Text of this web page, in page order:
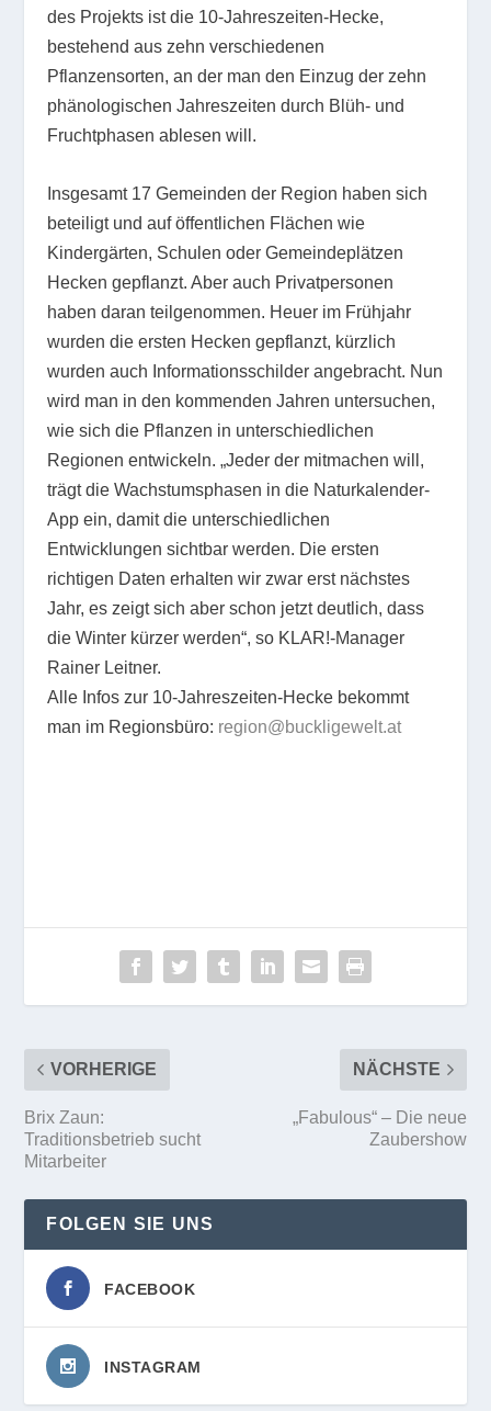
des Projekts ist die 10-Jahreszeiten-Hecke,
bestehend aus zehn verschiedenen
Pflanzensorten, an der man den Einzug der zehn
phänologischen Jahreszeiten durch Blüh- und
Fruchtphasen ablesen will.
Insgesamt 17 Gemeinden der Region haben sich
beteiligt und auf öffentlichen Flächen wie
Kindergärten, Schulen oder Gemeindeplätzen
Hecken gepflanzt. Aber auch Privatpersonen
haben daran teilgenommen. Heuer im Frühjahr
wurden die ersten Hecken gepflanzt, kürzlich
wurden auch Informationsschilder angebracht. Nun
wird man in den kommenden Jahren untersuchen,
wie sich die Pflanzen in unterschiedlichen
Regionen entwickeln. „Jeder der mitmachen will,
trägt die Wachstumsphasen in die Naturkalender-
App ein, damit die unterschiedlichen
Entwicklungen sichtbar werden. Die ersten
richtigen Daten erhalten wir zwar erst nächstes
Jahr, es zeigt sich aber schon jetzt deutlich, dass
die Winter kürzer werden“, so KLAR!-Manager
Rainer Leitner.
Alle Infos zur 10-Jahreszeiten-Hecke bekommt
man im Regionsbüro: region@buckligewelt.at
VORHERIGE
Brix Zaun:
Traditionsbetrieb sucht
Mitarbeiter
NÄCHSTE
„Fabulous“ – Die neue
Zaubershow
FOLGEN SIE UNS
FACEBOOK
INSTAGRAM